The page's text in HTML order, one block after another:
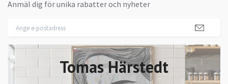
Anmäl dig för unika rabatter och nyheter
Tomas Härstedt